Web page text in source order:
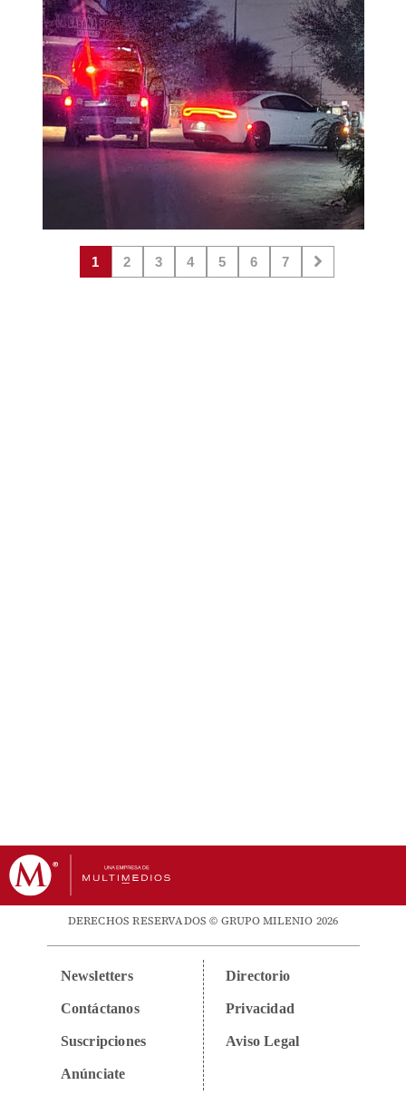
1 2 3 4 5 6 7
DERECHOS RESERVADOS © GRUPO MILENIO 2026
Newsletters
Contáctanos
Suscripciones
Anúnciate
Directorio
Privacidad
Aviso Legal